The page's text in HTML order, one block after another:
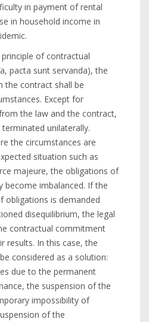
in payment of rental
in household income in
of contractual
pacta sunt servanda), the
the contract shall be
Except for
the law and the contract,
unilaterally.
the circumstances are
situation such as
majeure, the obligations of
become imbalanced. If the
obligations is demanded
disequilibrium, the legal
contractual commitment
results. In this case, the
considered as a solution:
due to the permanent
the suspension of the
impossibility of
of the